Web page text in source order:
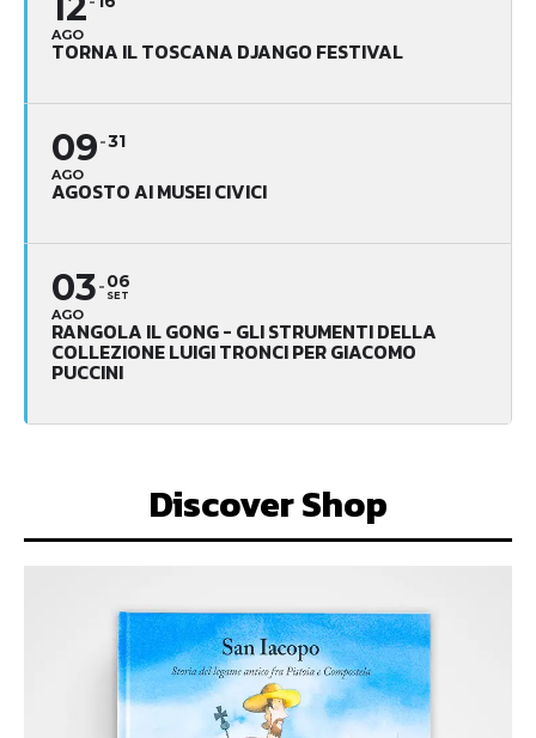
AGO
TORNA IL TOSCANA DJANGO FESTIVAL
09
AGO
31
AGOSTO AI MUSEI CIVICI
03
AGO
06
SET
RANGOLA IL GONG - GLI STRUMENTI DELLA
COLLEZIONE LUIGI TRONCI PER GIACOMO
PUCCINI
Discover Shop